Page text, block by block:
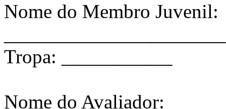
Nome do Membro Juvenil:
Tropa: ___________
Nome do Avaliador: